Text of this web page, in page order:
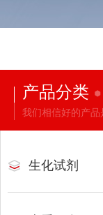
产品分类
我们相信好的产品
生化试剂